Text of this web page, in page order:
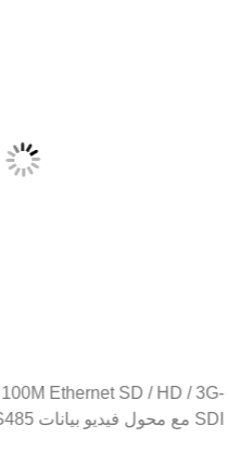
Ethernet SD / HD / 3G-
SDI مع محول فيديو بيانات RS485